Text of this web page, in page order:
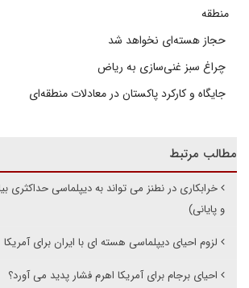
منطقه
حجاز هسته‌ای نخواهد شد
چراغ سبز غنی‌سازی به ریاض
جایگاه و کارکرد پاکستان در معادلات منطقه‌ای
مطالب مرتبط
خرابکاری در نطنز می تواند به دیپلماسی حداکثری
و پایانی)
لزوم احیای دیپلماسی هسته ای با ایران برای آمریکا
احیای برجام برای آمریکا اهرم فشار پدید می آورد؟